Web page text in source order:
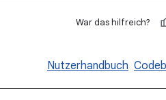
War das hilfreich?
Nutzerhandbuch